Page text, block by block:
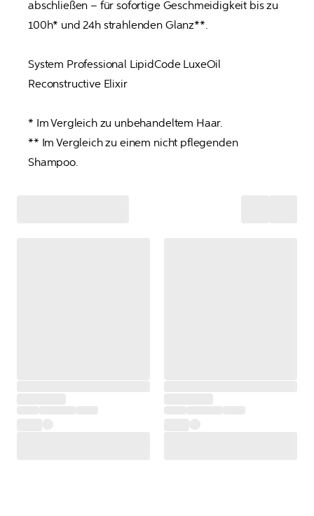
abschließen – für sofortige Geschmeidigkeit bis zu
100h* und 24h strahlenden Glanz**.
System Professional LipidCode LuxeOil
Reconstructive Elixir
* Im Vergleich zu unbehandeltem Haar.
** Im Vergleich zu einem nicht pflegenden
Shampoo.